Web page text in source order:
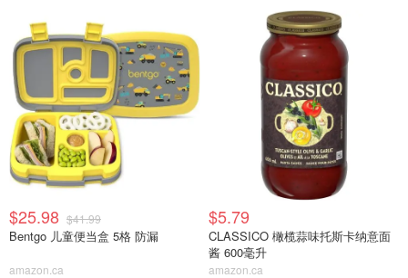
$25.98 $41.99
Bentgo 儿童便当盒 5格 防漏
amazon.ca
$5.79
CLASSICO 橄榄蒜味托斯卡纳意面
酱 600毫升
amazon.ca